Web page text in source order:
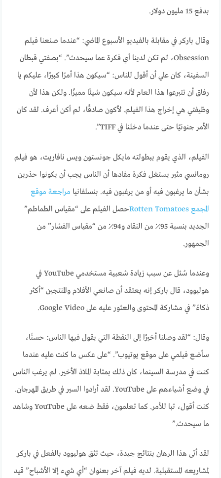
بدفع 15 مليون دولار.
وقال باركر في مقابلة بالفيديو الأسبوع الماضي: “عندما صنعنا فيلم
Obsession، لم تكن لدينا أي فكرة عما سيحدث”. “بصفتي قبطان
السفينة، كان علي أن أقول للناس: “سيكون هذا أمرًا كبيرًا، عليكم يا
رفاق أن تتبرعوا هذا العام لأنه سيكون شيئًا مميزًا. ولكن هذا لأن
وظيفتي هي إخراج هذا الفيلم. لأكون صادقًا، لم أكن أعرف. لقد كان
الأمر جنونيًا حتى عندما دخلنا في TIFF”.
الفيلم، الذي يقوم ببطولته مايكل جونستون ويس نافاريت، هو فيلم
رومانسي مثير يستغل فكرة مفادها أن الناس يجب أن يكونوا حذرين
بشأن ما يرغبون فيه أو من يرغبون فيه. بنسلفانيا مراجعة موقع
المجمع Rotten Tomatoes
حصل الفيلم على “مقياس الطماطم”
الجديد بنسبة 95٪ من النقاد و94٪ من “مقياس الفشار” من
الجمهور.
وعندما سُئل عن سبب زيادة شعبية مستخدمي YouTube في
هوليوود، قال باركر إنه يعتقد أن صانعي الأفلام والمنتجين “أكثر
ذكاءً” في مشاركة المحتوى والعثور عليه على Google Video.
وقال: “لقد وصلنا أخيرًا إلى النقطة التي يقول فيها الناس: حسنًا،
سأضع فيلمي على موقع يوتيوب”. “على عكس ما كنت عليه عندما
كنت في مدرسة السينما، كان ذلك بمثابة الملاذ الأخير. لم يرغب الناس
في وضع أشياءهم على YouTube. لقد أرادوا السير في طريق المهرجان.
كنت أقول، تبا للأمر. كما تعلمون، فقط ضعه على YouTube وشاهد
ما سيحدث.”
لقد أتى هذا الرهان بنتائج جيدة، حيث تثق هوليوود بالفعل في باركر
لمشاريعه المستقبلية. لديه فيلم آخر بعنوان “أي شيء إلا الأشباح” قيد